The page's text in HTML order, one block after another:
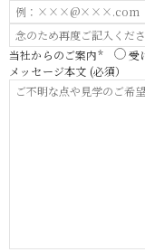
当社からのご案内* 受
メッセージ本文 (必須）